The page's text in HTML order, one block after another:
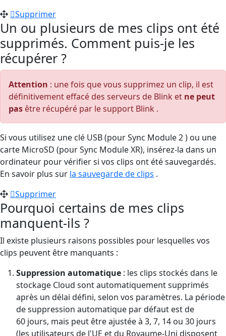
Supprimer
Un ou plusieurs de mes clips ont été
supprimés. Comment puis-je les
récupérer ?
Attention : une fois que vous supprimez un clip, il est
définitivement effacé des serveurs de Blink et ne peut
pas être récupéré par le support Blink .
Si vous utilisez une clé USB (pour Sync Module 2 ) ou une
carte MicroSD (pour Sync Module XR), insérez-la dans un
ordinateur pour vérifier si vos clips ont été sauvegardés.
En savoir plus sur la sauvegarde de clips .
Supprimer
Pourquoi certains de mes clips
manquent-ils ?
Il existe plusieurs raisons possibles pour lesquelles vos
clips peuvent être manquants :
Suppression automatique : les clips stockés dans le
stockage Cloud sont automatiquement supprimés
après un délai défini, selon vos paramètres. La période
de suppression automatique par défaut est de
60 jours, mais peut être ajustée à 3, 7, 14 ou 30 jours
(les utilisateurs de l'UE et du Royaume-Uni disposent